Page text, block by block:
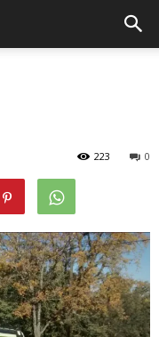
0
223